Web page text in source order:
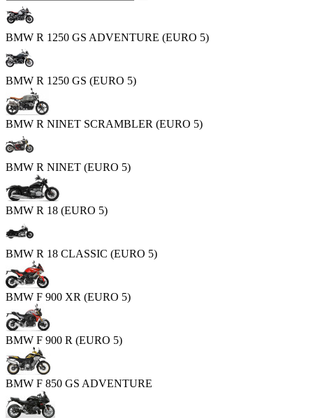
BMW R 1250 GS ADVENTURE (EURO 5)
BMW R 1250 GS (EURO 5)
BMW R NINET SCRAMBLER (EURO 5)
BMW R NINET (EURO 5)
BMW R 18 (EURO 5)
BMW R 18 CLASSIC (EURO 5)
BMW F 900 XR (EURO 5)
BMW F 900 R (EURO 5)
BMW F 850 GS ADVENTURE